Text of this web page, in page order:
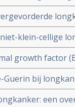
klein-cellige
goede
growth factor
van leven
IIIB en IV)
Guerin bij
of overall
een